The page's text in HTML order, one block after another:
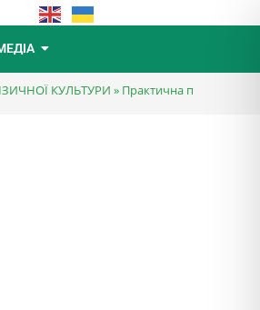
КУЛЬТУРИ » Практична підготовка-